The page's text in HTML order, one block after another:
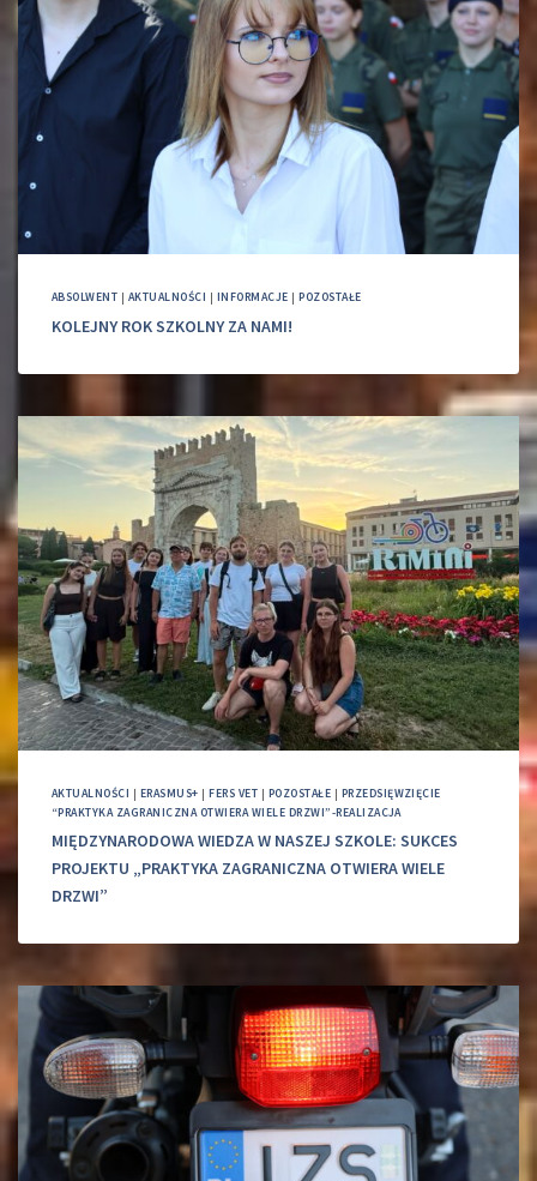
ABSOLWENT | AKTUALNOŚCI | INFORMACJE |POZOSTAŁE
KOLEJNY ROK SZKOLNY ZA NAMI!
AKTUALNOŚCI | ERASMUS+ |FERS VET | POZOSTAŁE | PRZEDSIĘWZIĘCIE
“PRAKTYKA ZAGRANICZNA OTWIERA WIELE DRZWI”-REALIZACJA
MIĘDZYNARODOWA WIEDZA W NASZEJ SZKOLE: SUKCES
PROJEKTU „PRAKTYKA ZAGRANICZNA OTWIERA WIELE
DRZWI”